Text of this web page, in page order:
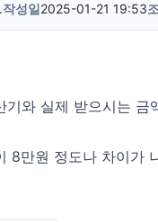
작성일2025-01-21 19:53
기와 실제 받으시는 금
8만원 정도나 차이가